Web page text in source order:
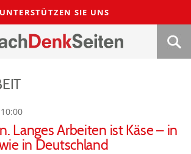
UNTERSTÜTZEN SIE UNS
Langes Arbeiten ist Käse – in
in Deutschland